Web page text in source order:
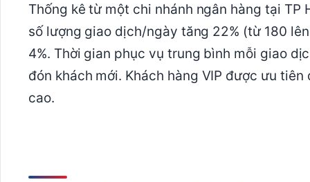
Thống kê từ một chi nhánh ngân hàng tại
số lượng giao dịch/ngày tăng 22% (từ 180
4%. Thời gian phục vụ trung bình mỗi giao
đón khách mới. Khách hàng VIP được ưu
cao.